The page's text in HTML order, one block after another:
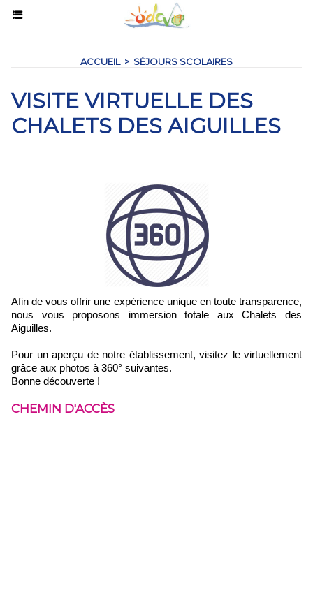
ACCUEIL > SÉJOURS SCOLAIRES
VISITE VIRTUELLE DES
CHALETS DES AIGUILLES
Afin de vous offrir une expérience unique en toute transparence,
nous vous proposons immersion totale aux Chalets des
Aiguilles.
Pour un aperçu de notre établissement, visitez le virtuellement
grâce aux photos à 360° suivantes.
Bonne découverte !
CHEMIN D'ACCÈS